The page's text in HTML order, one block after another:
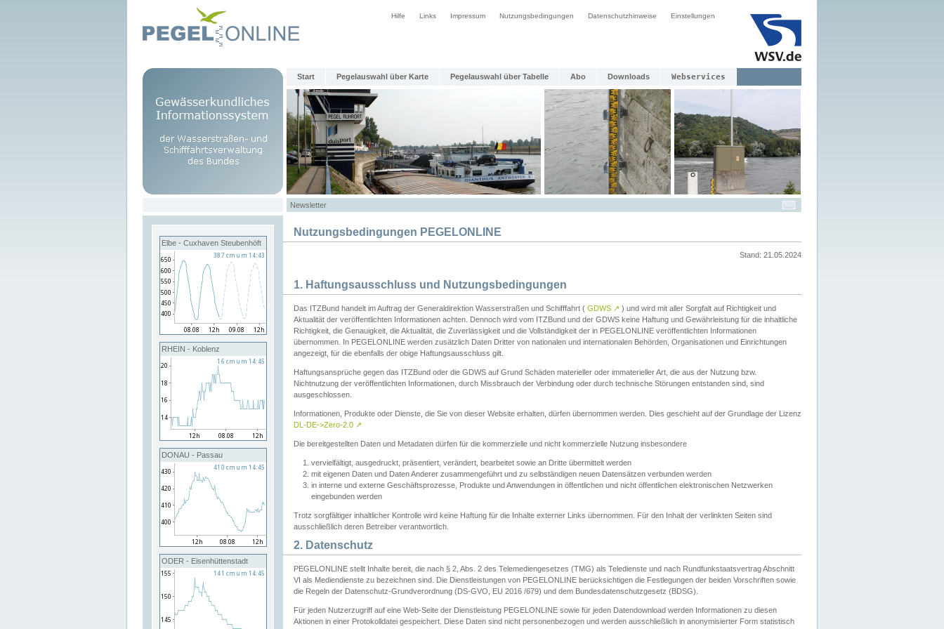
Hilfe Links Impressum Nutzungsbedingungen Datenschutzhinweise Einstellungen
Start Pegelauswahl über Karte Pegelauswahl über Tabelle Abo Downloads Webservices
Newsletter
Elbe - Cuxhaven Steubenhöft
RHEIN - Koblenz
DONAU - Passau
ODER - Eisenhüttenstadt
Nutzungsbedingungen PEGELONLINE
Stand: 21.05.2024
1. Haftungsausschluss und Nutzungsbedingungen
Das ITZBund handelt im Auftrag der Generaldirektion Wasserstraßen und Schifffahrt ( GDWS ↗ ) und wird mit aller Sorgfalt auf Richtigkeit und
Aktualität der veröffentlichten Informationen achten. Dennoch wird vom ITZBund und der GDWS keine Haftung und Gewährleistung für die inhaltliche
Richtigkeit, die Genauigkeit, die Aktualität, die Zuverlässigkeit und die Vollständigkeit der in PEGELONLINE veröffentlichten Informationen
übernommen. In PEGELONLINE werden zusätzlich Daten Dritter von nationalen und internationalen Behörden, Organisationen und Einrichtungen
angezeigt, für die ebenfalls der obige Haftungsausschluss gilt.
Haftungsansprüche gegen das ITZBund oder die GDWS auf Grund Schäden materieller oder immaterieller Art, die aus der Nutzung bzw.
Nichtnutzung der veröffentlichten Informationen, durch Missbrauch der Verbindung oder durch technische Störungen entstanden sind, sind
ausgeschlossen.
Informationen, Produkte oder Dienste, die Sie von dieser Website erhalten, dürfen übernommen werden. Dies geschieht auf der Grundlage der Lizenz
DL-DE->Zero-2.0 ↗
Die bereitgestellten Daten und Metadaten dürfen für die kommerzielle und nicht kommerzielle Nutzung insbesondere
vervielfältigt, ausgedruckt, präsentiert, verändert, bearbeitet sowie an Dritte übermittelt werden
mit eigenen Daten und Daten Anderer zusammengeführt und zu selbständigen neuen Datensätzen verbunden werden
in interne und externe Geschäftsprozesse, Produkte und Anwendungen in öffentlichen und nicht öffentlichen elektronischen Netzwerken
eingebunden werden
Trotz sorgfältiger inhaltlicher Kontrolle wird keine Haftung für die Inhalte externer Links übernommen. Für den Inhalt der verlinkten Seiten sind
ausschließlich deren Betreiber verantwortlich.
2. Datenschutz
PEGELONLINE stellt Inhalte bereit, die nach § 2, Abs. 2 des Telemediengesetzes (TMG) als Teledienste und nach Rundfunkstaatsvertrag Abschnitt
VI als Mediendienste zu bezeichnen sind. Die Dienstleistungen von PEGELONLINE berücksichtigen die Festlegungen der beiden Vorschriften sowie
die Regeln der Datenschutz-Grundverordnung (DS-GVO, EU 2016 /679) und dem Bundesdatenschutzgesetz (BDSG).
Für jeden Nutzerzugriff auf eine Web-Seite der Dienstleistung PEGELONLINE sowie für jeden Datendownload werden Informationen zu diesen
Aktionen in einer Protokolldatei gespeichert. Diese Daten sind nicht personenbezogen und werden ausschließlich in anonymisierter Form statistisch